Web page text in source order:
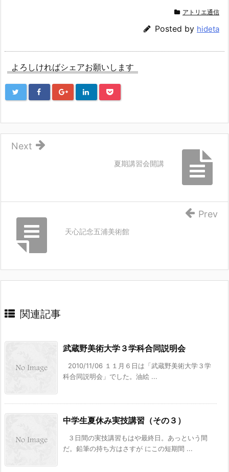
アトリエ通信
Posted by hideta
よろしければシェアお願いします
夏期講習会開講
Next
天心記念五浦美術館
Prev
関連記事
武蔵野美術大学３学科合同説明会
2010/11/06 １１月６日は「武蔵野美術大学３学
科合同説明会」でした。油絵 ...
中学生夏休み実技講習（その３）
３日間の実技講習もはや最終日。あっという間
だ。鉛筆の持ち方はさすが にこの短期間 ...